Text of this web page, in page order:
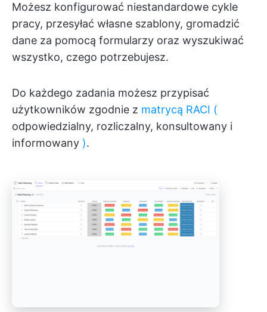
Możesz konfigurować niestandardowe cykle
pracy, przesyłać własne szablony, gromadzić
dane za pomocą formularzy oraz wyszukiwać
wszystko, czego potrzebujesz.
Do każdego zadania możesz przypisać
użytkowników zgodnie z matrycą RACI (
odpowiedzialny, rozliczalny, konsultowany i
informowany ).